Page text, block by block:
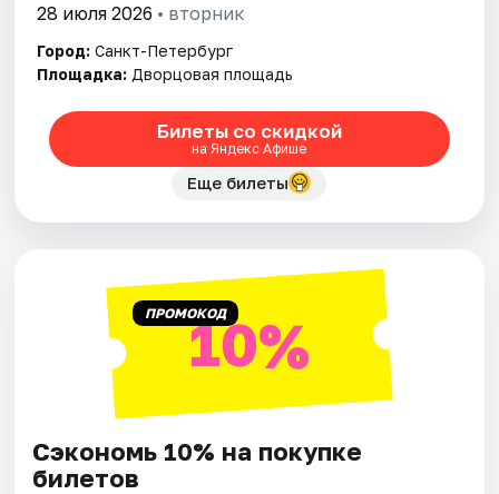
Рейтинги
28 июля 2026 • вторник
Город: Санкт-Петербург
Площадка: Дворцовая площадь
Билеты со скидкой
на Яндекс Афише
Еще билеты
ПРОМОКОД10%
Сэкономь 10% на покупке
билетов